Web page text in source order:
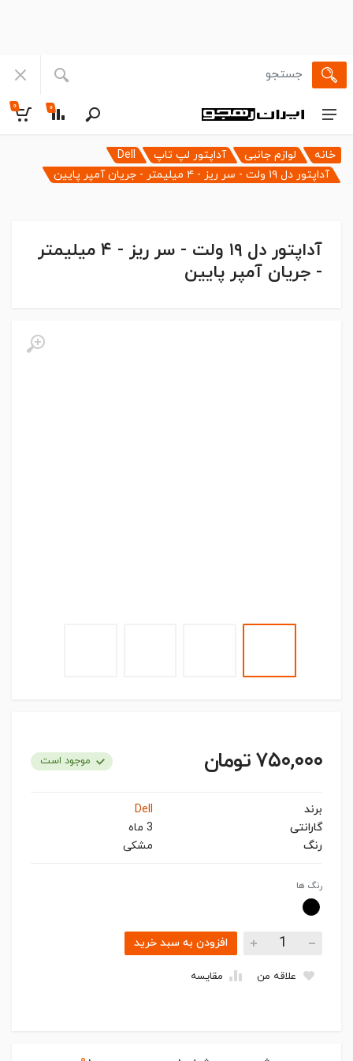
۰ ۰
خانه لوازم جانبی آداپتور لپ تاپ
Dell
آداپتور دل ۱۹ ولت - سر ریز - ۴ میلیمتر - جریان آمپر پایین
آداپتور دل ۱۹ ولت - سر ریز - ۴ میلیمتر
- جریان آمپر پایین
۷۵۰,۰۰۰ تومان موجود است
برند
Dell
گارانتی
3 ماه
رنگ
مشکی
رنگ ها
افزودن به سبد خرید
علاقه من مقایسه